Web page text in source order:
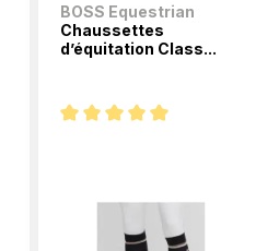
BOSS Equestrian
Chaussettes
d’équitation Class...